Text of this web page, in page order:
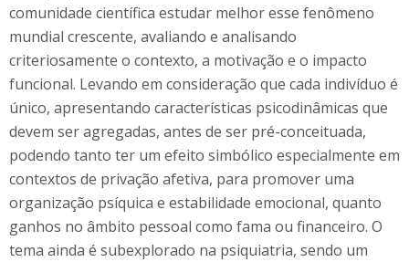
comunidade científica estudar melhor esse fenômeno
mundial crescente, avaliando e analisando
criteriosamente o contexto, a motivação e o impacto
funcional. Levando em consideração que cada indivíduo é
único, apresentando características psicodinâmicas que
devem ser agregadas, antes de ser pré-conceituada,
podendo tanto ter um efeito simbólico especialmente em
contextos de privação afetiva, para promover uma
organização psíquica e estabilidade emocional, quanto
ganhos no âmbito pessoal como fama ou financeiro. O
tema ainda é subexplorado na psiquiatria, sendo um